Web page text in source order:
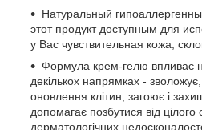
Натуральный
этот продукт доступным для
у Вас чувствительная кожа,
Формула крем-гелю впливає
декількох напрямках -
оновлення клітин, загоює і
допомагає позбутися від цілого
дерматологічних